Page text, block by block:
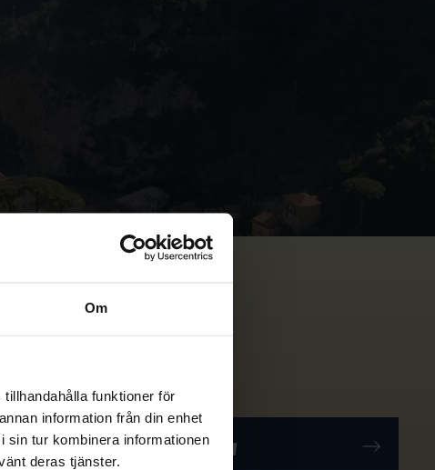
Om
funktioner för
information från din enhet
sin tur kombinera informationen
deras tjänster.